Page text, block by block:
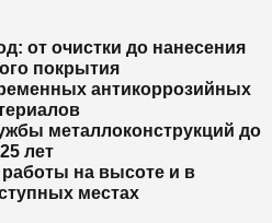
от очистки до нанесения
покрытия
антикоррозийных
металлоконструкций до
25 лет
на высоте и в
местах